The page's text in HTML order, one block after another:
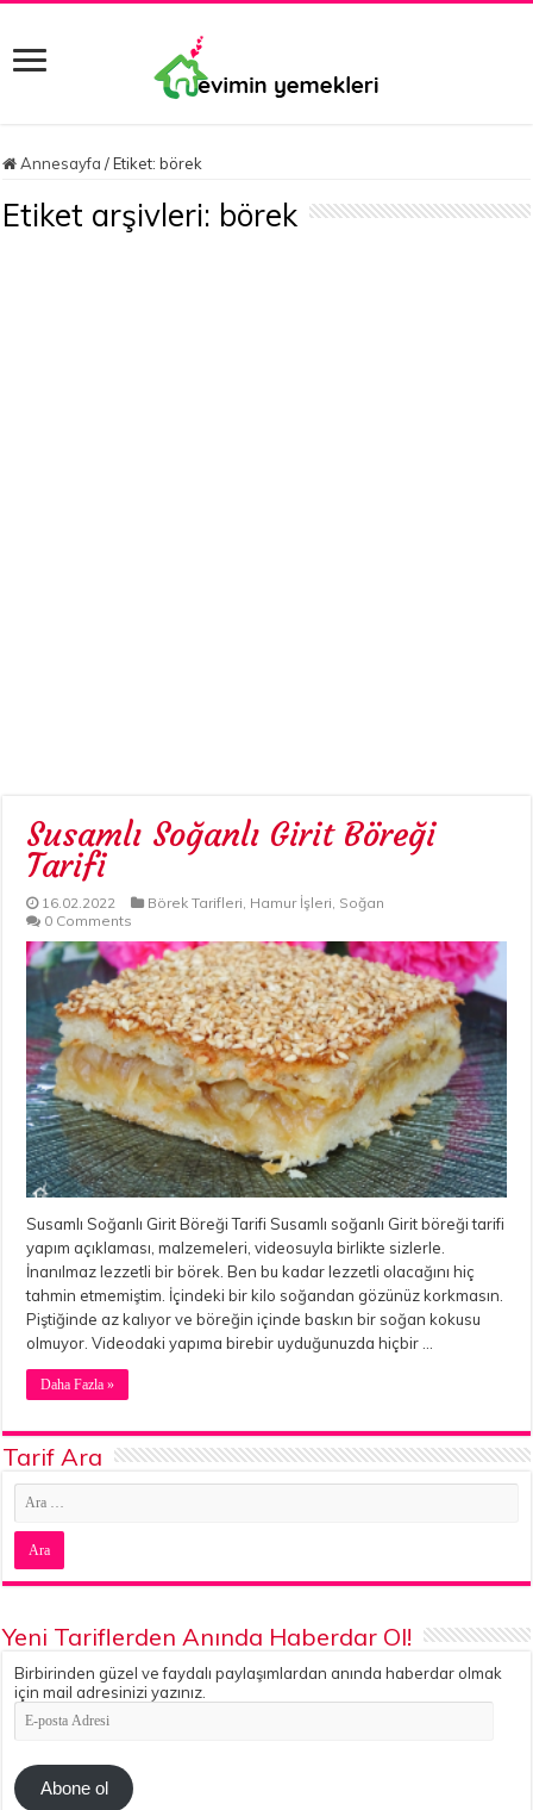
Annesayfa / Etiket:börek
Etiket arşivleri: börek
Susamlı Soğanlı Girit Böreği
Tarifi
16.02.2022 Börek Tarifleri, Hamur İşleri, Soğan
0 Comments
Susamlı Soğanlı Girit Böreği Tarifi Susamlı soğanlı Girit böreği tarifi
yapım açıklaması, malzemeleri, videosuyla birlikte sizlerle.
İnanılmaz lezzetli bir börek. Ben bu kadar lezzetli olacağını hiç
tahmin etmemiştim. İçindeki bir kilo soğandan gözünüz korkmasın.
Piştiğinde az kalıyor ve böreğin içinde baskın bir soğan kokusu
olmuyor. Videodaki yapıma birebir uyduğunuzda hiçbir …
Daha Fazla »
Tarif Ara
Yeni Tariflerden Anında Haberdar Ol!
Birbirinden güzel ve faydalı paylaşımlardan anında haberdar olmak
için mail adresinizi yazınız.
E-
posta
Abone ol